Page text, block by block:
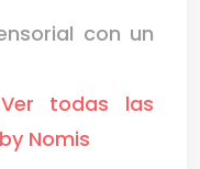
con un
Ver todas las
Nomis